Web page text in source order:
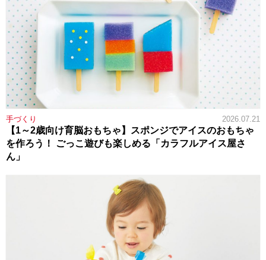
手づくり 2026.07.21
【1～2歳向け育脳おもちゃ】スポンジでアイスのおもちゃ
を作ろう！ ごっこ遊びも楽しめる「カラフルアイス屋さ
ん」